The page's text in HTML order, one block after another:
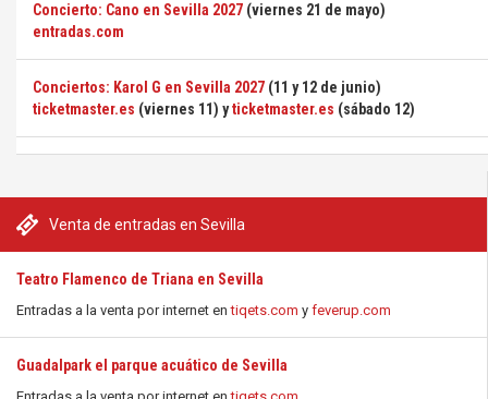
Venta de entradas en Sevilla
Teatro Flamenco de Triana en Sevilla
Entradas a la venta por internet entiqets.com y feverup.com
Guadalpark el parque acuático de Sevilla
Concierto: Cano en Sevilla 2027 (viernes 21 de mayo)
entradas.com
Conciertos: Karol G en Sevilla 2027 (11 y 12 de junio)
ticketmaster.es (viernes 11) yticketmaster.es (sábado 12)